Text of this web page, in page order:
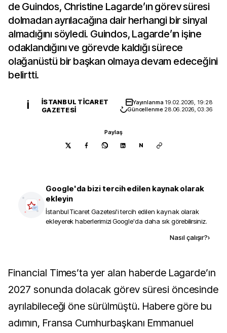
de Guindos, Christine Lagarde’ın görev süresi
dolmadan ayrılacağına dair herhangi bir sinyal
almadığını söyledi. Guindos, Lagarde’ın işine
odaklandığını ve görevde kaldığı sürece
olağanüstü bir başkan olmaya devam edeceğini
belirtti.
İ
İSTANBUL TICARET
GAZETESI
Yayınlanma 19.02.2026, 19:28
Güncellenme 28.06.2026, 03:36
Paylaş
N
Google'da bizi tercih edilen kaynak olarak
ekleyin
İstanbul Ticaret Gazetesi'i tercih edilen kaynak olarak
ekleyerek haberlerimizi Google'da daha sık görebilirsiniz.
Nasıl çalışır?›
Financial Times’ta yer alan haberde Lagarde’ın
2027 sonunda dolacak görev süresi öncesinde
ayrılabileceği öne sürülmüştü. Habere göre bu
adımın, Fransa Cumhurbaşkanı Emmanuel